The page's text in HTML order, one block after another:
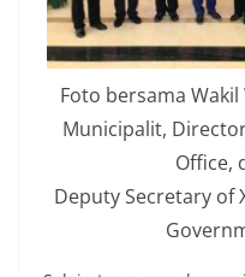
Foto bersama
Municipalit,
Office,
Deputy Secretary of